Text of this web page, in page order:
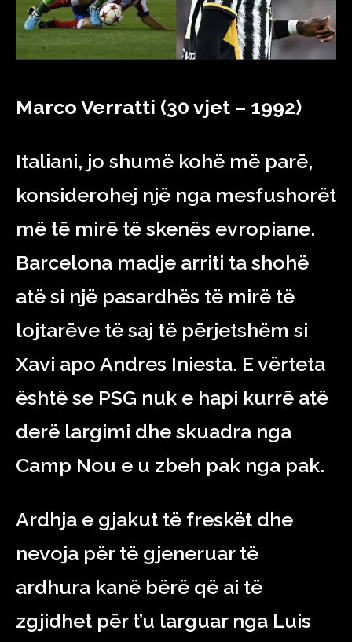
Marco Verratti (30 vjet – 1992)
Italiani, jo shumë kohë më parë,
konsiderohej një nga mesfushorët
më të mirë të skenës evropiane.
Barcelona madje arriti ta shohë
atë si një pasardhës të mirë të
lojtarëve të saj të përjetshëm si
Xavi apo Andres Iniesta. E vërteta
është se PSG nuk e hapi kurrë atë
derë largimi dhe skuadra nga
Camp Nou e u zbeh pak nga pak.
Ardhja e gjakut të freskët dhe
nevoja për të gjeneruar të
ardhura kanë bërë që ai të
zgjidhet për t’u larguar nga Luis